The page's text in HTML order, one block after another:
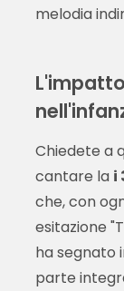
melodia
Chiedete a
cantare la i
che, con
esitazione
ha segnato
parte